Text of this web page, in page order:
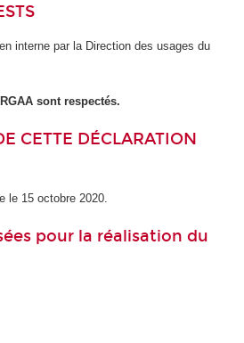
interne par la Direction des usages du
sont respectés.
CETTE DÉCLARATION
le 15 octobre 2020.
pour la réalisation du